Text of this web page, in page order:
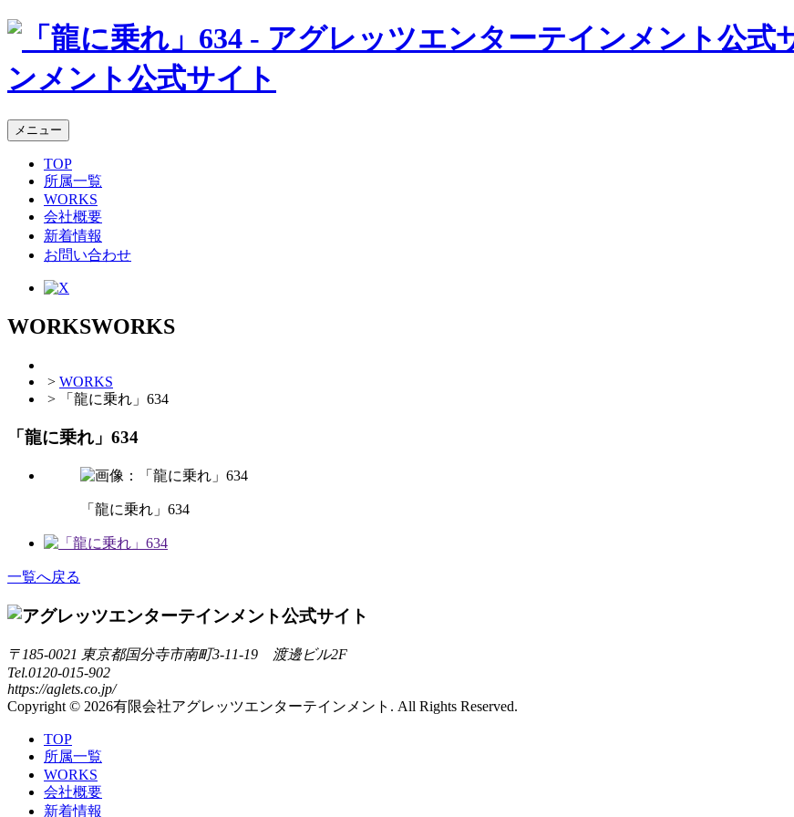
メニュー
TOP
所属一覧
WORKS
会社概要
新着情報
お問い合わせ
WORKSWORKS
> WORKS
> 「龍に乗れ」634
「龍に乗れ」634
「龍に乗れ」634
一覧へ戻る
〒185-0021 東京都国分寺市南町3-11-19 渡邊ビル2F
Tel.0120-015-902
https://aglets.co.jp/
Copyright © 2026有限会社アグレッツエンターテインメント. All Rights Reserved.
TOP
所属一覧
WORKS
会社概要
新着情報